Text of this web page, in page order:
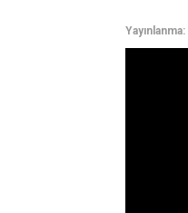
Yayınlanma: